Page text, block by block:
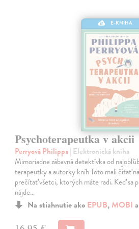
E-KNIHA
Psychoterapeutka v akcii
Perryová Philippa| Elektronická kniha
Mimoriadne zábavná detektívka od
terapeutky a autorky kníh Toto mali čítať
prečítať všetci, ktorých máte radi. Keď sa
nájde…
Na stiahnutie ako EPUB, MOBI a